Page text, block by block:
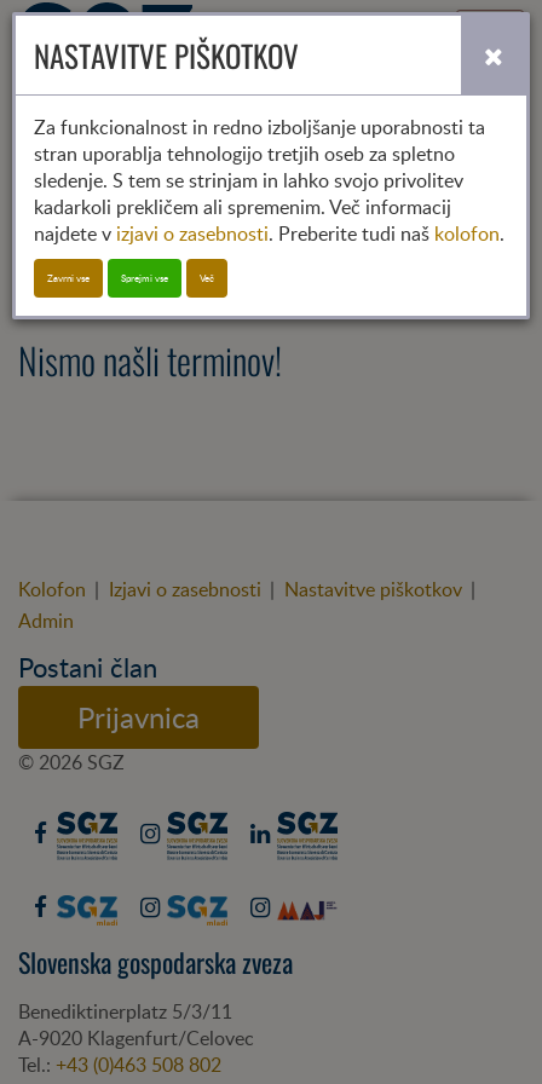
2026 2027
2028
01
02 03 04 05 06 07 08 09 10
Nismo našli terminov!
Kolofon | Izjavi o zasebnosti | Nastavitve piškotkov |
Admin
Postani član
Prijavnica
© 2026 SGZ
Slovenska gospodarska zveza
Benediktinerplatz 5/3/11
A-9020 Klagenfurt/Celovec
Tel.: +43 (0)463 508 802
NASTAVITVE PIŠKOTKOV
Za funkcionalnost in redno izboljšanje uporabnosti ta
stran uporablja tehnologijo tretjih oseb za spletno
sledenje. S tem se strinjam in lahko svojo privolitev
kadarkoli prekličem ali spremenim. Več informacij
najdete v izjavi o zasebnosti. Preberite tudi naš kolofon.
Zavrni vse Sprejmi vse Več